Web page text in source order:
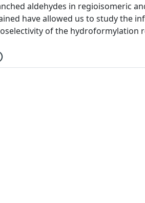
aldehydes in regioisomeric
have allowed us to study the
of the hydroformylation